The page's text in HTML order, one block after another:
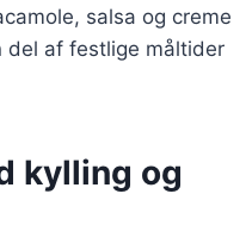
salsa og creme
del af festlige måltider
kylling og